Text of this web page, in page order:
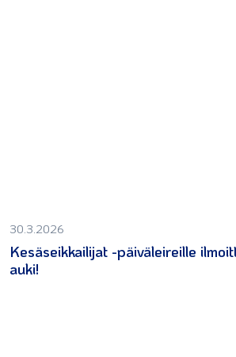
30.3.2026
Kesäseikkailijat -päiväleireille
auki!